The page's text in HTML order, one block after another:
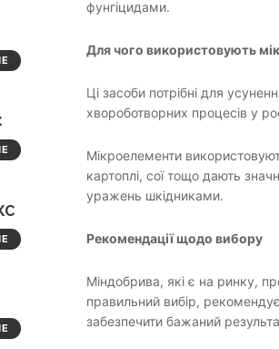
фунгіцидами.
Для чого використовують
Ці засоби потрібні для
хвороботворних процесів у
Мікроелементи
картоплі, сої тощо дають
уражень шкідниками.
Рекомендації щодо вибору
Міндобрива, які є на ринку,
правильний вибір,
забезпечити бажаний